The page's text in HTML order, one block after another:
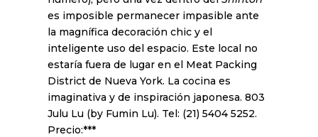
es imposible permanecer impasible ante
la magnífica decoración chic y el
inteligente uso del espacio. Este local no
estaría fuera de lugar en el Meat Packing
District de Nueva York. La cocina es
imaginativa y de inspiración japonesa. 803
Julu Lu (by Fumin Lu). Tel: (21) 5404 5252.
Precio:***